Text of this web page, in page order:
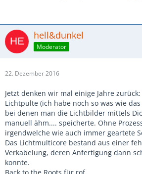
hell&dunkel
Moderator
22. Dezember 2016
Jetzt denken wir mal einige Jahre
Lichtpulte (ich habe noch so was wie
bei denen man die Lichtbilder mittels
manuell ähm.... speicherte. Ohne
irgendwelche wie auch immer geartete
Das Lichtmulticore bestand aus einer
Verkabelung, deren Anfertigung dann
konnte.